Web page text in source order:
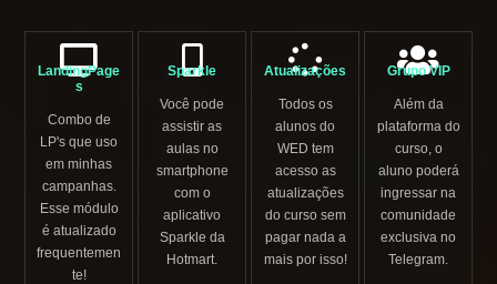
LandingPage
s
Combo de
LP's que uso
em minhas
campanhas.
Esse módulo
é atualizado
frequentemen
te!
Sparkle
Você pode
assistir as
aulas no
smartphone
com o
aplicativo
Sparkle da
Hotmart.
Atualizações
Todos os
alunos do
WED tem
acesso as
atualizações
do curso sem
pagar nada a
mais por isso!
Grupo VIP
Além da
plataforma do
curso, o
aluno poderá
ingressar na
comunidade
exclusiva no
Telegram.